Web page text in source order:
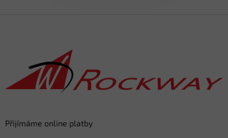
Přijímáme online platby